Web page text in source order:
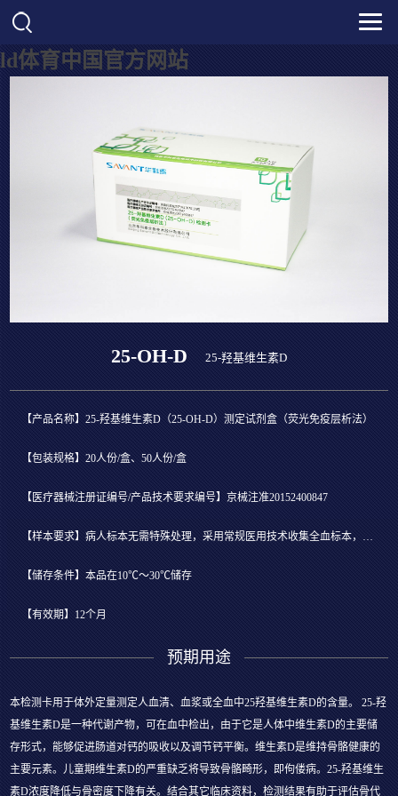
ld体育中国官方网站
25-OH-D 25-羟基维生素D
【产品名称】25-羟基维生素D（25-OH-D）测定试剂盒（荧光免疫层析法）
【包装规格】20人份/盒、50人份/盒
【医疗器械注册证编号/产品技术要求编号】京械注准20152400847
【储存条件】本品在10℃～30℃储存
【有效期】12个月
预期用途
本检测卡用于体外定量测定人血清、血浆或全血中25羟基维生素D的含量。 25-羟
基维生素D是一种代谢产物，可在血中检出，由于它是人体中维生素D的主要储
存形式，能够促进肠道对钙的吸收以及调节钙平衡。维生素D是维持骨骼健康的
主要元素。儿童期维生素D的严重缺乏将导致骨骼畸形，即佝偻病。25-羟基维生
素D浓度降低与骨密度下降有关。结合其它临床资料，检测结果有助于评估骨代